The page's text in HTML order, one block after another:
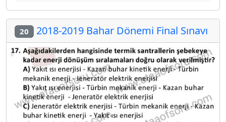
20 2018-2019 Bahar Dönemi Final Sınavı